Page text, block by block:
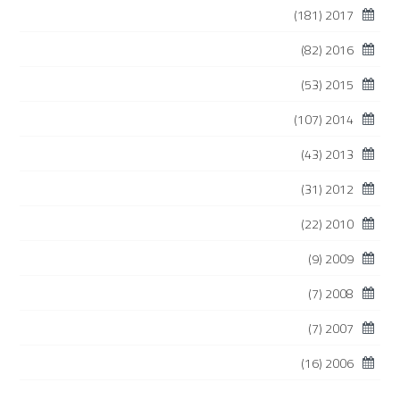
2017
(181)
2016
(82)
2015
(53)
2014
(107)
2013
(43)
2012
(31)
2010
(22)
2009
(9)
2008
(7)
2007
(7)
2006
(16)